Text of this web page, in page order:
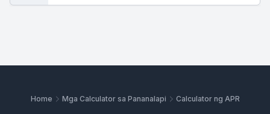
Home Mga Calculator sa Pananalapi Calculator ng APR